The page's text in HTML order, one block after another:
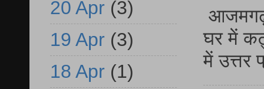
घर में
में
20 Apr (3)
19 Apr (3)
18 Apr (1)